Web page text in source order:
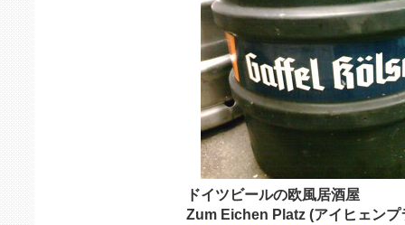
ドイツビールの欧風居酒屋
Zum Eichen Platz (アイヒェン